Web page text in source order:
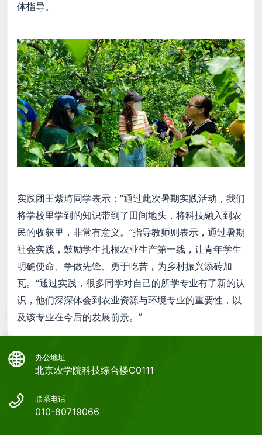
体指导。
实践团王紫琦同学表示：“通过此次暑期实践活动，我们
将学校里学到的知识带到了田间地头，将科技融入到农
民的收获里，非常有意义。”指导教师则表示，通过暑期
社会实践，鼓励学生扎根农业生产第一线，让青年学生
明确使命、争做先锋、勇于吃苦，为乡村振兴添砖加
瓦。“通过实践，很多同学对自己的所学专业有了新的认
识，他们深深体会到农业资源与环境专业的重要性，以
及该专业在今后的发展前景。”
办公地址
北京农学院科技综合楼C0111
联系电话
010-80719066